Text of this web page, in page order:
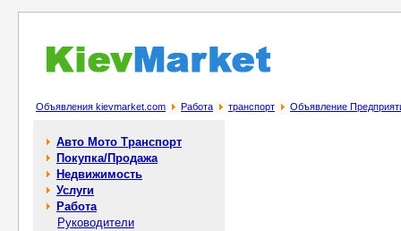
Объявления kievmarket.com Работа транспорт Объявление
Авто Мото Транспорт
Покупка/Продажа
Недвижимость
Услуги
Работа
Руководители